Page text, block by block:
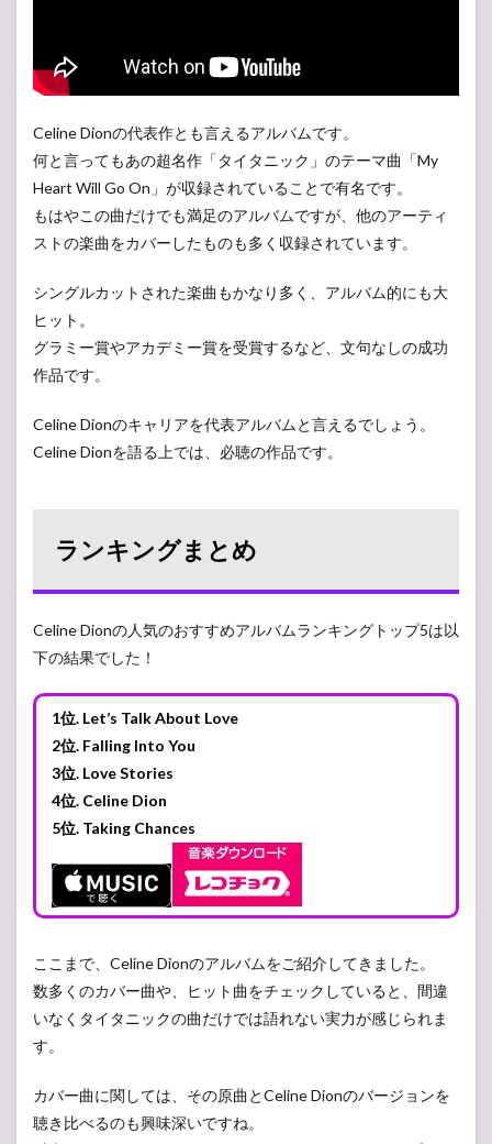
Celine Dionの代表作とも言えるアルバムです。
何と言ってもあの超名作「タイタニック」のテーマ曲「My
Heart Will Go On」が収録されていることで有名です。
もはやこの曲だけでも満足のアルバムですが、他のアーティ
ストの楽曲をカバーしたものも多く収録されています。
シングルカットされた楽曲もかなり多く、アルバム的にも大
ヒット。
グラミー賞やアカデミー賞を受賞するなど、文句なしの成功
作品です。
Celine Dionのキャリアを代表アルバムと言えるでしょう。
Celine Dionを語る上では、必聴の作品です。
ランキングまとめ
Celine Dionの人気のおすすめアルバムランキングトップ5は以
下の結果でした！
1位. Let’s Talk About Love
2位. Falling Into You
3位. Love Stories
4位. Celine Dion
5位. Taking Chances
ここまで、Celine Dionのアルバムをご紹介してきました。
数多くのカバー曲や、ヒット曲をチェックしていると、間違
いなくタイタニックの曲だけでは語れない実力が感じられま
す。
カバー曲に関しては、その原曲とCeline Dionのバージョンを
聴き比べるのも興味深いですね。